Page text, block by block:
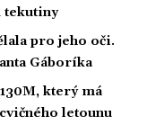
tekutiny
pro jeho oči.
Gáboríka
který má
letounu